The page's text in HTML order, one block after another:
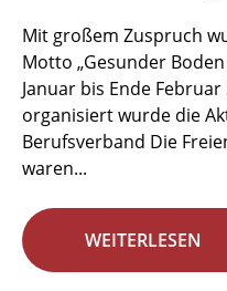
Mit großem Zuspruch
Motto „Gesunder
Januar bis Ende
organisiert wurde die
Berufsverband Die
waren...
WEITERLESEN